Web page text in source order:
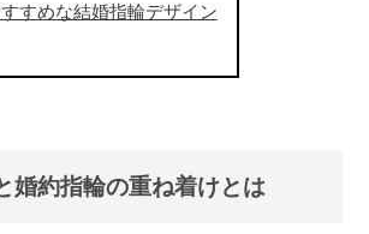
すめな結婚指輪デザイン
婚約指輪の重ね着けとは